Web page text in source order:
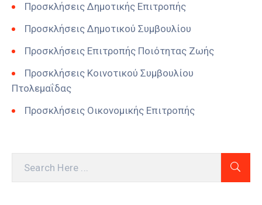
Προσκλήσεις Δημοτικής Επιτροπής
Προσκλήσεις Δημοτικού Συμβουλίου
Προσκλήσεις Επιτροπής Ποιότητας Ζωής
Προσκλήσεις Κοινοτικού Συμβουλίου
Πτολεμαΐδας
Προσκλήσεις Οικονομικής Επιτροπής